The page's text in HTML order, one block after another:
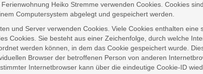
Heiko Stremme verwenden Cookies. Cookies
Computersystem abgelegt und gespeichert werden.
und Server verwenden Cookies. Viele Cookies enthalten eine
Cookies. Sie besteht aus einer Zeichenfolge, durch welche
werden können, in dem das Cookie gespeichert wurde.
Browser der betroffenen Person von anderen
Internetbrowser kann über die eindeutige Cookie-ID